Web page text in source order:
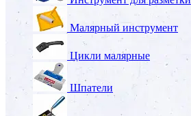
Малярный инструмент
Цикли малярные
Шпатели